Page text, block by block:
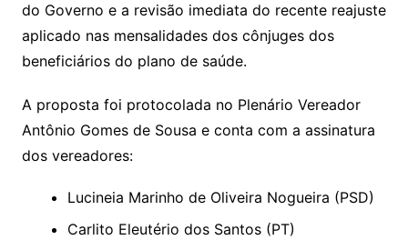
do Governo e a revisão imediata do recente reajuste
aplicado nas mensalidades dos cônjuges dos
beneficiários do plano de saúde.
A proposta foi protocolada no Plenário Vereador
Antônio Gomes de Sousa e conta com a assinatura
dos vereadores:
Lucineia Marinho de Oliveira Nogueira (PSD)
Carlito Eleutério dos Santos (PT)